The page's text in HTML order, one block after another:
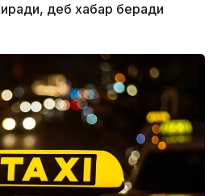
деб хабар беради